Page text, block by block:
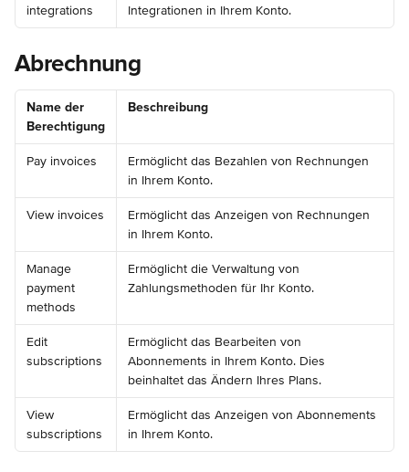
integrations
Integrationen in Ihrem Konto.
Abrechnung
Name der
Berechtigung
Beschreibung
Pay invoices
Ermöglicht das Bezahlen von Rechnungen
in Ihrem Konto.
View invoices
Ermöglicht das Anzeigen von Rechnungen
in Ihrem Konto.
Manage
payment
methods
Ermöglicht die Verwaltung von
Zahlungsmethoden für Ihr Konto.
Edit
subscriptions
Ermöglicht das Bearbeiten von
Abonnements in Ihrem Konto. Dies
beinhaltet das Ändern Ihres Plans.
View
subscriptions
Ermöglicht das Anzeigen von Abonnements
in Ihrem Konto.